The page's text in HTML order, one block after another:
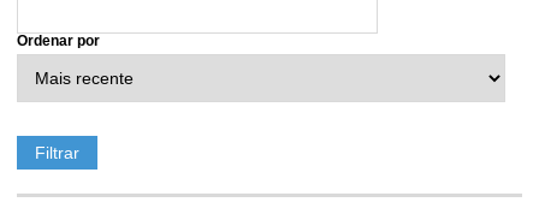
a
ó
Ordenar por